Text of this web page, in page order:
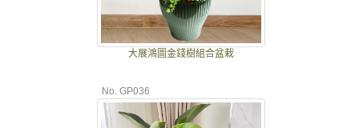
大展鴻圖金錢樹組合盆栽
No. GP036